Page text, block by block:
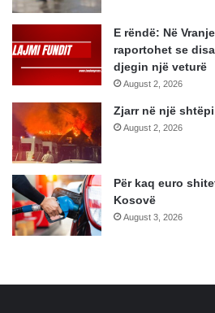
E rëndë: Në
raportohet se
djegin një veturë
August 2, 2026
Zjarr në një
August 2, 2026
Për kaq euro
Kosovë
August 3, 2026